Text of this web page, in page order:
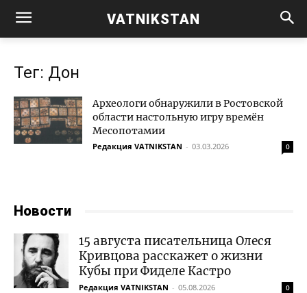
VATNIKSTAN
Тег: Дон
Археологи обнаружили в Ростовской
области настольную игру времён
Месопотамии
Редакция VATNIKSTAN - 03.03.2026 0
Новости
15 августа писательница Олеся
Кривцова расскажет о жизни
Кубы при Фиделе Кастро
Редакция VATNIKSTAN - 05.08.2026 0